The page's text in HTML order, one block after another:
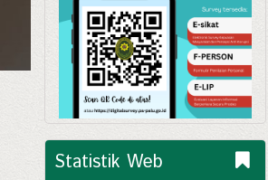
Statistik Web